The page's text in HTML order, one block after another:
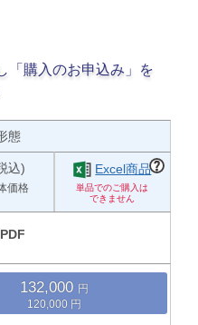
「購入のお申込み」を
態
込)
価格
Excel商品
PDF
132,000
120,000